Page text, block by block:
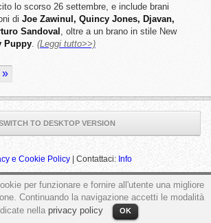
lo scorso 26 settembre, e include brani
di Joe Zawinul, Quincy Jones, Djavan,
Sandoval , oltre a un brano in stile New
Puppy. (Leggi tutto>>)
TO DESKTOP VERSION
e Cookie Policy | Contattaci: Info
per funzionare e fornire all'utente una migliore
Continuando la navigazione accetti le modalità
nella privacy policy OK